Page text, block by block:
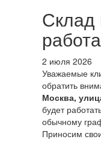
Склад
2 июля 2026
Уважаемые
обратить
Москва,
будет
обычному
Приносим